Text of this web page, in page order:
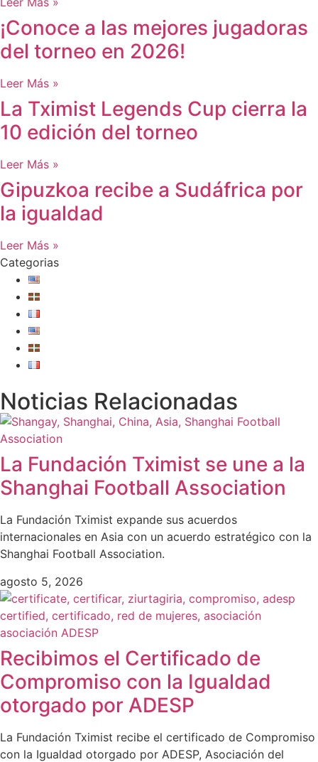
¡Conoce a las mejores jugadoras
del torneo en 2026!
Leer Más »
La Tximist Legends Cup cierra la
10 edición del torneo
Leer Más »
Gipuzkoa recibe a Sudáfrica por
la igualdad
Leer Más »
Categorias
Noticias Relacionadas
La Fundación Tximist se une a la
Shanghai Football Association
La Fundación Tximist expande sus acuerdos
internacionales en Asia con un acuerdo estratégico con la
Shanghai Football Association.
agosto 5, 2026
Recibimos el Certificado de
Compromiso con la Igualdad
otorgado por ADESP
La Fundación Tximist recibe el certificado de Compromiso
con la Igualdad otorgado por ADESP, Asociación del